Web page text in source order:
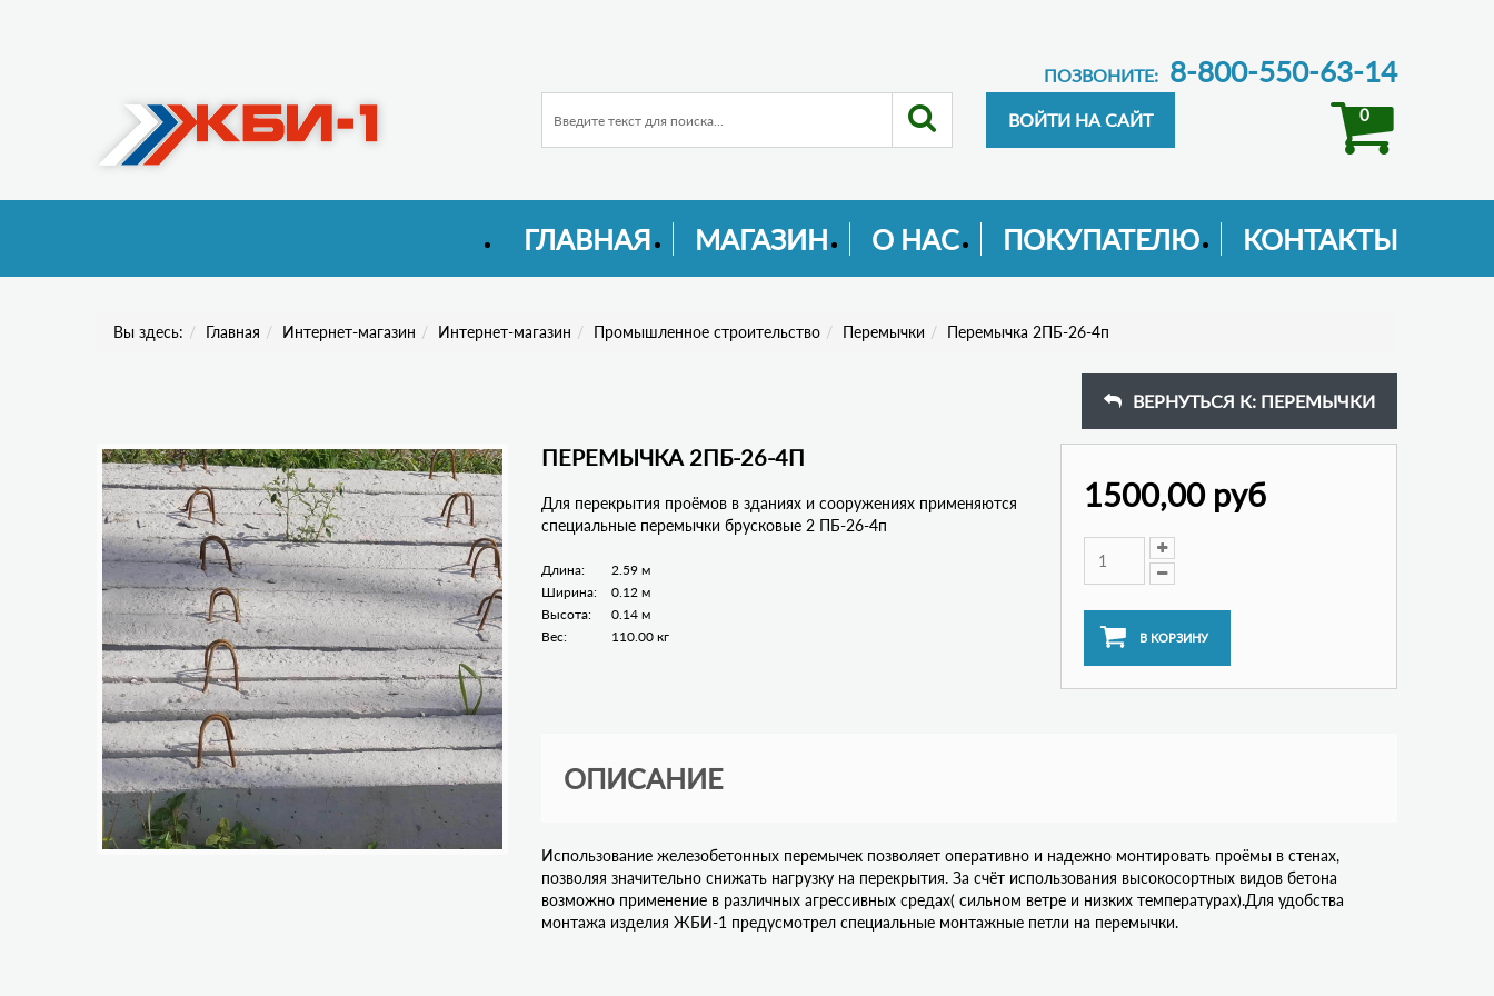
ПОЗВОНИТЕ: 8-800-550-63-14
0
ГЛАВНАЯ МАГАЗИН О НАС ПОКУПАТЕЛЮ КОНТАКТЫ
Вы здесь: Главная Интернет-магазин Интернет-магазин Промышленное строительство Перемычки Перемычка 2ПБ-26-4п
ВЕРНУТЬСЯ К: ПЕРЕМЫЧКИ
ПЕРЕМЫЧКА 2ПБ-26-4П
Для перекрытия проёмов в зданиях и сооружениях применяются
специальные перемычки брусковые 2 ПБ-26-4п
Длина:
2.59 м
Ширина:
0.12 м
Высота:
0.14 м
Вес:
110.00 кг
1500,00 руб
ОПИСАНИЕ
Использование железобетонных перемычек позволяет оперативно и надежно монтировать проёмы в стенах,
позволяя значительно снижать нагрузку на перекрытия. За счёт использования высокосортных видов бетона
возможно применение в различных агрессивных средах( сильном ветре и низких температурах).Для удобства
монтажа изделия ЖБИ-1 предусмотрел специальные монтажные петли на перемычки.